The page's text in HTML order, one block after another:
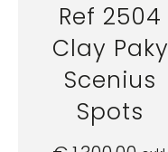
Ref 2504
Clay Paky
Scenius
Spots